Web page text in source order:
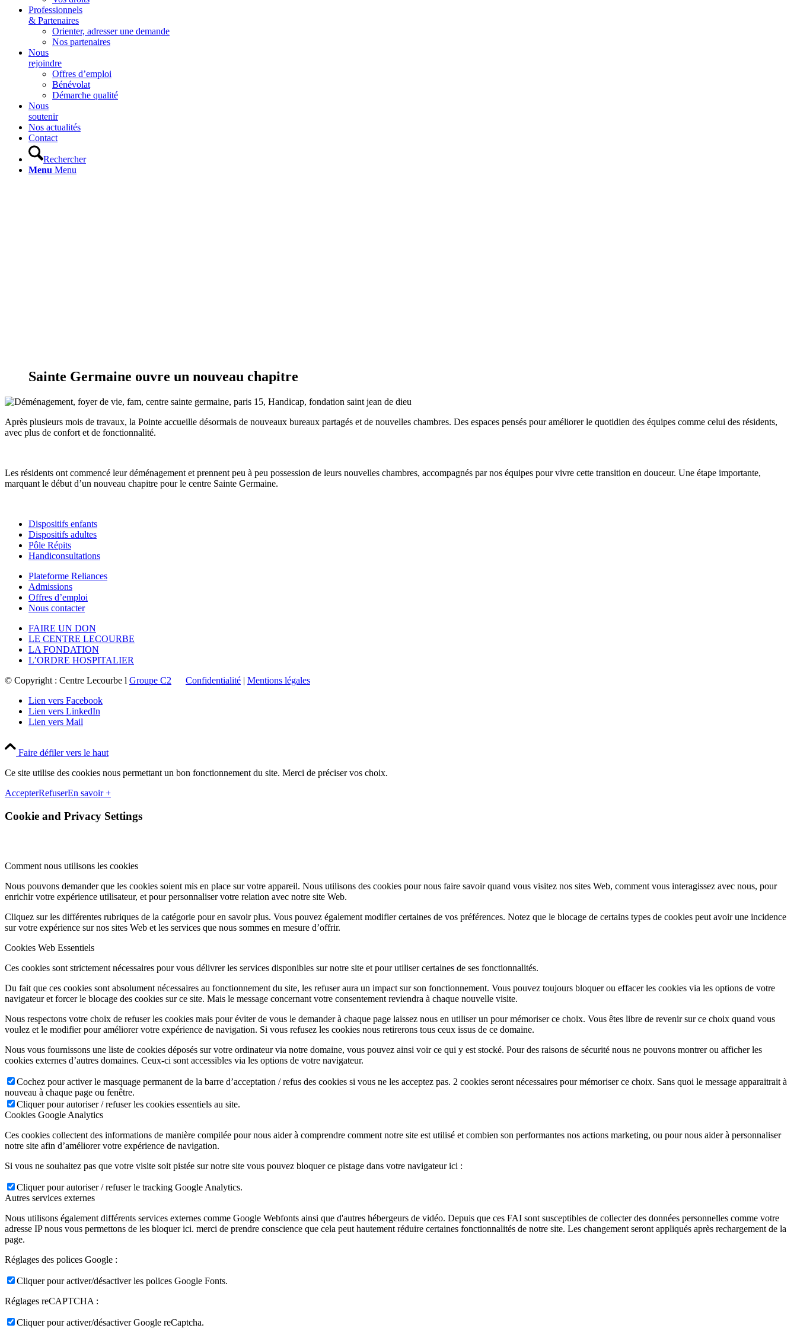
Professionnels
& Partenaires
Orienter, adresser une demande
Nos partenaires
Nous
rejoindre
Offres d’emploi
Bénévolat
Démarche qualité
Nous
soutenir
Nos actualités
Contact
Rechercher
Menu Menu
Sainte Germaine ouvre un nouveau chapitre
Après plusieurs mois de travaux, la Pointe accueille désormais de nouveaux bureaux partagés et de nouvelles chambres. Des espaces pensés pour améliorer le quotidien des équipes comme celui des résidents,
avec plus de confort et de fonctionnalité.
Les résidents ont commencé leur déménagement et prennent peu à peu possession de leurs nouvelles chambres, accompagnés parnos équipes pour vivre cette transition en douceur. Une étape importante,
marquant le début d’un nouveau chapitre pour le centre Sainte Germaine.
Dispositifs enfants
Dispositifs adultes
Pôle Répits
Handiconsultations
Plateforme Reliances
Admissions
Offres d’emploi
Nous contacter
FAIRE UN DON
LE CENTRE LECOURBE
LA FONDATION
L’ORDRE HOSPITALIER
© Copyright : Centre Lecourbe l Groupe C2 Confidentialité | Mentions légales
Lien vers Facebook
Lien vers LinkedIn
Lien vers Mail
Faire défiler vers le haut
Ce site utilise des cookies nous permettant un bon fonctionnement du site. Merci de préciser vos choix.
AccepterRefuserEn savoir +
Cookie and Privacy Settings
Comment nous utilisons les cookies
Nous pouvons demander que les cookies soient mis en place sur votre appareil. Nous utilisons des cookies pour nous faire savoir quand vous visitez nos sites Web, comment vous interagissez avec nous, pour
enrichir votre expérience utilisateur, et pour personnaliser votre relation avec notre site Web.
Cliquez sur les différentes rubriques de la catégorie pour en savoir plus. Vous pouvez également modifier certaines de vos préférences. Notez que le blocage de certains types de cookies peut avoir une incidence
sur votre expérience sur nos sites Web et les services que nous sommes en mesure d’offrir.
Cookies Web Essentiels
Ces cookies sont strictement nécessaires pour vous délivrer les services disponibles sur notre site et pour utiliser certaines de ses fonctionnalités.
Du fait que ces cookies sont absolument nécessaires au fonctionnement du site, les refuser aura un impact sur son fonctionnement. Vous pouvez toujours bloquer ou effacer les cookies via les options de votre
navigateur et forcer le blocage des cookies sur ce site. Mais le message concernant votre consentement reviendra à chaque nouvelle visite.
Nous respectons votre choix de refuser les cookies mais pour éviter de vous le demander à chaque page laissez nous en utiliser un pour mémoriser ce choix. Vous êtes libre de revenir sur ce choix quand vous
voulez et le modifier pour améliorer votre expérience de navigation. Si vous refusez les cookies nous retirerons tous ceux issus de ce domaine.
Nous vous fournissons une liste de cookies déposés sur votre ordinateur via notre domaine, vous pouvez ainsi voir ce qui y est stocké. Pour des raisons de sécurité nous ne pouvons montrer ou afficher les
cookies externes d’autres domaines. Ceux-ci sont accessibles via les options de votre navigateur.
Cochez pour activer le masquage permanent de la barre d’acceptation / refus des cookies si vous ne les acceptez pas. 2 cookies seront nécessaires pour mémoriser ce choix. Sans quoi le message apparaitrait à
nouveau à chaque page ou fenêtre.
Cliquer pour autoriser / refuser les cookies essentiels au site.
Cookies Google Analytics
Ces cookies collectent des informations de manière compilée pour nous aider à comprendre comment notre site est utilisé et combien son performantes nos actions marketing, ou pour nous aider à personnaliser
notre site afin d’améliorer votre expérience de navigation.
Si vous ne souhaitez pas que votre visite soit pistée sur notre site vous pouvez bloquer ce pistage dans votre navigateur ici :
Cliquer pour autoriser / refuser le tracking Google Analytics.
Autres services externes
Nous utilisons également différents services externes comme Google Webfonts ainsi que d'autres hébergeurs de vidéo. Depuis que ces FAI sont susceptibles de collecter des données personnelles comme votre
adresse IP nous vous permettons de les bloquer ici. merci de prendre conscience que cela peut hautement réduire certaines fonctionnalités de notre site. Les changement seront appliqués après rechargement de la
page.
Réglages des polices Google :
Cliquer pour activer/désactiver les polices Google Fonts.
Réglages reCAPTCHA :
Cliquer pour activer/désactiver Google reCaptcha.